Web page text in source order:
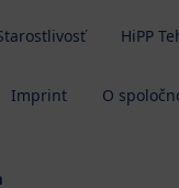
HiPP
Imprint O